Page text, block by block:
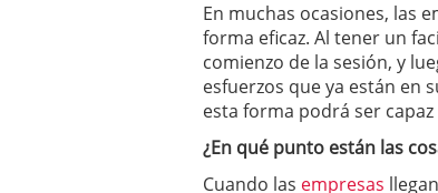
En muchas ocasiones, las
forma eficaz. Al tener un
comienzo de la sesión, y
esfuerzos que ya están en
esta forma podrá ser
¿En qué punto están las
Cuando las empresas